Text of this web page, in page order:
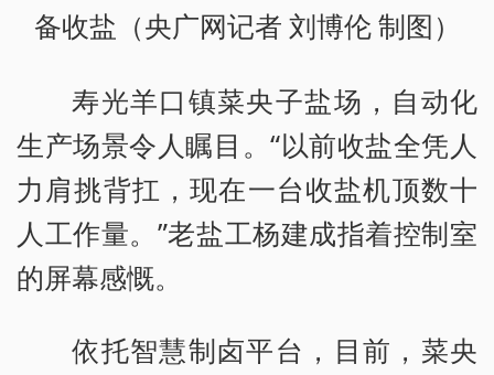
备收盐（央广网记者 刘博伦 制图）
寿光羊口镇菜央子盐场，自动化
生产场景令人瞩目。“以前收盐全凭人
力肩挑背扛，现在一台收盐机顶数十
人工作量。”老盐工杨建成指着控制室
的屏幕感慨。
依托智慧制卤平台，目前，菜央